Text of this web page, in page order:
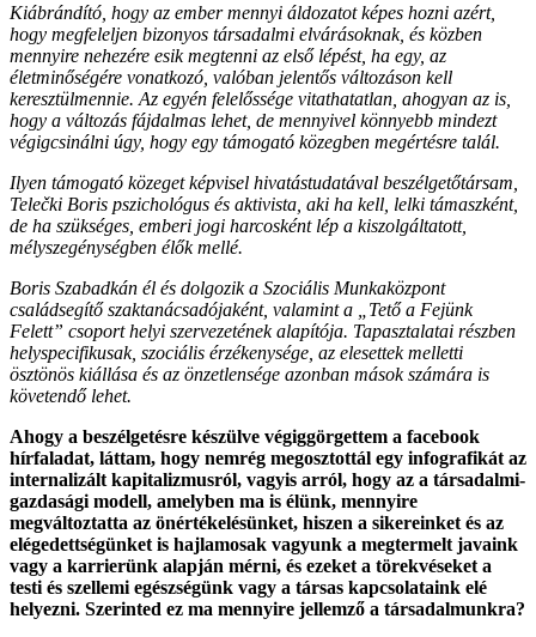
Kiábrándító, hogy az ember mennyi áldozatot képes hozni azért,
hogy megfeleljen bizonyos társadalmi elvárásoknak, és közben
mennyire nehezére esik megtenni az első lépést, ha egy, az
életminőségére vonatkozó, valóban jelentős változáson kell
keresztülmennie. Az egyén felelőssége vitathatatlan, ahogyan az is,
hogy a változás fájdalmas lehet, de mennyivel könnyebb mindezt
végigcsinálni úgy, hogy egy támogató közegben megértésre talál.
Ilyen támogató közeget képvisel hivatástudatával beszélgetőtársam,
Telečki Boris pszichológus és aktivista, aki ha kell, lelki támaszként,
de ha szükséges, emberi jogi harcosként lép a kiszolgáltatott,
mélyszegénységben élők mellé.
Boris Szabadkán él és dolgozik a Szociális Munkaközpont
családsegítő szaktanácsadójaként, valamint a „Tető a Fejünk
Felett” csoport helyi szervezetének alapítója. Tapasztalatai részben
helyspecifikusak, szociális érzékenysége, az elesettek melletti
ösztönös kiállása és az önzetlensége azonban mások számára is
követendő lehet.
Ahogy a beszélgetésre készülve végiggörgettem a facebook
hírfaladat, láttam, hogy nemrég megosztottál egy infografikát az
internalizált kapitalizmusról, vagyis arról, hogy az a társadalmi-
gazdasági modell, amelyben ma is élünk, mennyire
megváltoztatta az önértékelésünket, hiszen a sikereinket és az
elégedettségünket is hajlamosak vagyunk a megtermelt javaink
vagy a karrierünk alapján mérni, és ezeket a törekvéseket a
testi és szellemi egészségünk vagy a társas kapcsolataink elé
helyezni. Szerinted ez ma mennyire jellemző a társadalmunkra?